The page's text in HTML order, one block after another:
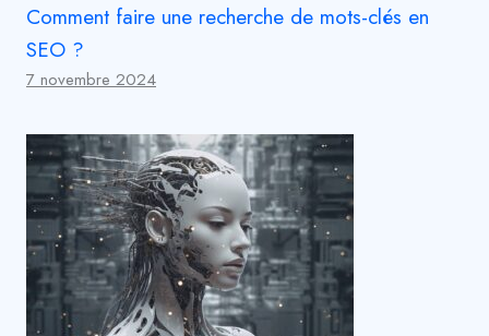
Comment faire une recherche de mots-clés en
SEO ?
7 novembre 2024